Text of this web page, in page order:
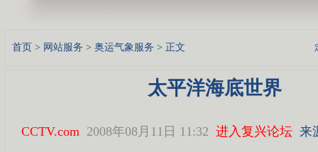
首页 > 网站服务 > 奥运气象服务 > 正文
太平洋海底世界
CCTV.com 2008年08月11日 11:32 进入复兴论坛来